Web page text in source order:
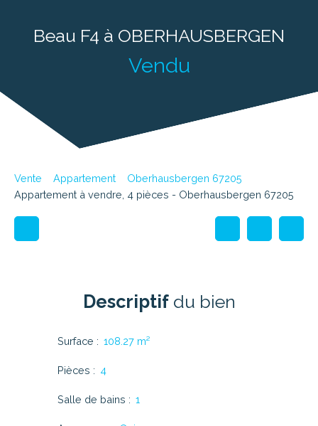
Beau F4 à OBERHAUSBERGEN
Vendu
Vente Appartement
Oberhausbergen 67205
Appartement à vendre, 4 pièces - Oberhausbergen 67205
Descriptifdu bien
Surface : 108.27 m²
Pièces : 4
Salle de bains : 1